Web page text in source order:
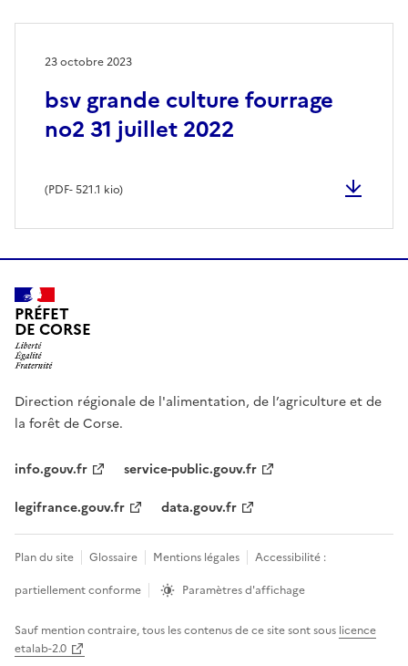
bsv grande culture fourrage
no2 31 juillet 2022
23 octobre 2023
(PDF- 521.1 kio)
PRÉFET
DE CORSE
Direction régionale de l'alimentation, de l’agriculture et de
la forêt de Corse.
info.gouv.fr
service-public.gouv.fr
legifrance.gouv.fr
data.gouv.fr
Plan du site Glossaire Mentions légales
Accessibilité :
partiellement conforme
Paramètres d'affichage
Sauf mention contraire, tous les contenus de ce site sont sous licence
etalab-2.0